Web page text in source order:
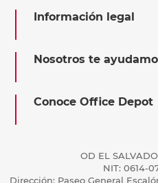
Información legal
Nosotros te
Conoce Office Depot
OD EL
NIT: 0614-
Dirección: Paseo General